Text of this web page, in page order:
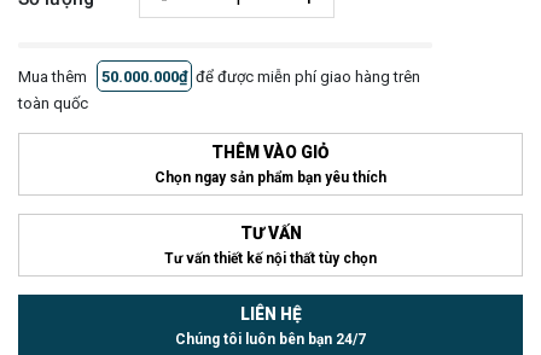
Mua thêm 50.000.000₫ để được miễn phí giao hàng trên
toàn quốc
THÊM VÀO GIỎ
Chọn ngay sản phẩm bạn yêu thích
TƯ VẤN
Tư vấn thiết kế nội thất tùy chọn
LIÊN HỆ
Chúng tôi luôn bên bạn 24/7